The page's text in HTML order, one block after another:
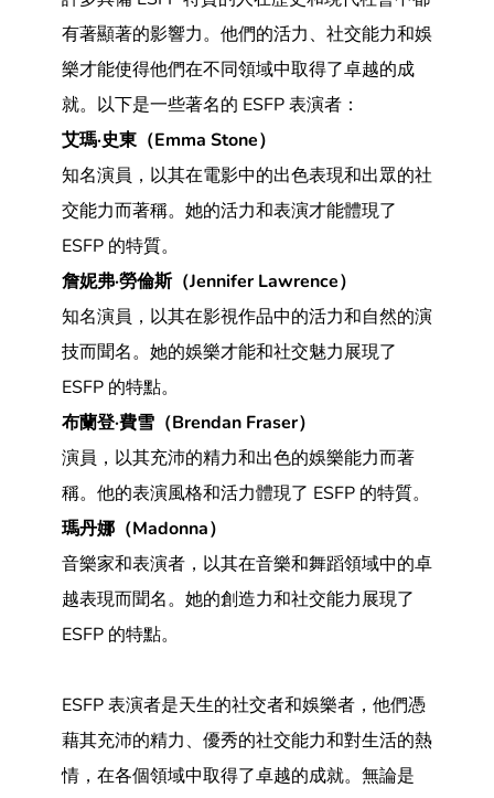
有著顯著的影響力。他們的活力、社交能力和娛
樂才能使得他們在不同領域中取得了卓越的成
就。以下是一些著名的 ESFP 表演者：
艾瑪·史東（Emma Stone）
知名演員，以其在電影中的出色表現和出眾的社
交能力而著稱。她的活力和表演才能體現了
ESFP 的特質。
詹妮弗·勞倫斯（Jennifer Lawrence）
知名演員，以其在影視作品中的活力和自然的演
技而聞名。她的娛樂才能和社交魅力展現了
ESFP 的特點。
布蘭登·費雪（Brendan Fraser）
演員，以其充沛的精力和出色的娛樂能力而著
稱。他的表演風格和活力體現了 ESFP 的特質。
瑪丹娜（Madonna）
音樂家和表演者，以其在音樂和舞蹈領域中的卓
越表現而聞名。她的創造力和社交能力展現了
ESFP 的特點。
ESFP 表演者是天生的社交者和娛樂者，他們憑
藉其充沛的精力、優秀的社交能力和對生活的熱
情，在各個領域中取得了卓越的成就。無論是